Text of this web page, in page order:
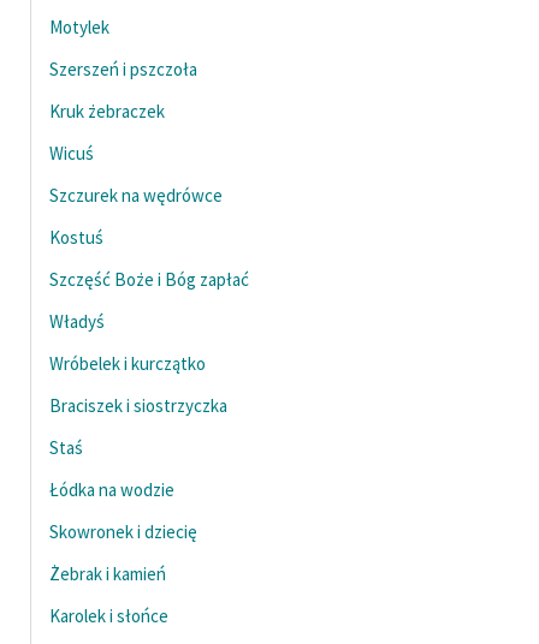
Materiały promocyjne
Polityka prywatności
Regulamin biblioteki
Dane fundacji i
sprawozdania finansowe
Regulamin darowizn
Informacja o treściach
wrażliwych
Deklaracja dostępności
Motylek
Szerszeń i pszczoła
Kruk żebraczek
Wicuś
Szczurek na wędrówce
Kostuś
Szczęść Boże i Bóg zapłać
Władyś
Wróbelek i kurczątko
Braciszek i siostrzyczka
Staś
Łódka na wodzie
Skowronek i dziecię
Żebrak i kamień
Karolek i słońce